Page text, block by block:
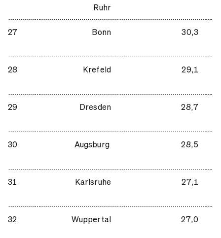
Ruhr
27 Bonn 30,3
28 Krefeld 29,1
29 Dresden 28,7
30 Augsburg 28,5
31 Karlsruhe 27,1
32 Wuppertal 27,0